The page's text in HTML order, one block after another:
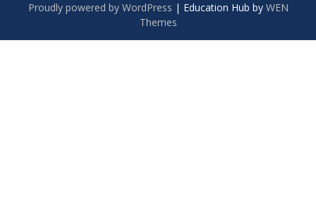
Proudly powered by WordPress | Education Hub by WEN
Themes